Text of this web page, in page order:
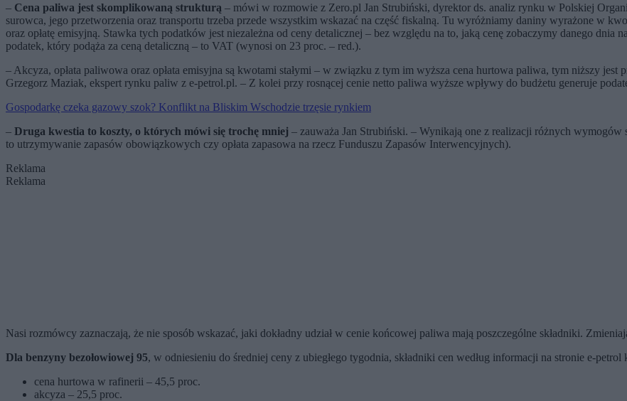
– Cena paliwa jest skomplikowaną strukturą – mówi w rozmowie z Zero.pl Jan Strubiński, dyrektor ds. analiz rynku w Polskiej
surowca, jego przetworzenia oraz transportu trzeba przede wszystkim wskazać na część fiskalną. Tu wyróżniamy daniny wyrażone w
oraz opłatę emisyjną. Stawka tych podatków jest niezależna od ceny detalicznej – bez względu na to, jaką cenę zobaczymy danego dnia
podatek, który podąża za ceną detaliczną – to VAT (wynosi on 23 proc. – red.).
– Akcyza, opłata paliwowa oraz opłata emisyjna są kwotami stałymi – w związku z tym im wyższa cena hurtowa paliwa, tym niższy jest
Grzegorz Maziak, ekspert rynku paliw z e-petrol.pl. – Z kolei przy rosnącej cenie netto paliwa wyższe wpływy do budżetu generuje
Gospodarkę czeka gazowy szok? Konflikt na Bliskim Wschodzie trzęsie rynkiem
– Druga kwestia to koszty, o których mówi się trochę mniej – zauważa Jan Strubiński. – Wynikają one z realizacji różnych
to utrzymywanie zapasów obowiązkowych czy opłata zapasowa na rzecz Funduszu Zapasów Interwencyjnych).
Reklama
Reklama
Nasi rozmówcy zaznaczają, że nie sposób wskazać, jaki dokładny udział w cenie końcowej paliwa mają poszczególne składniki.
Dla benzyny bezołowiowej 95, w odniesieniu do średniej ceny z ubiegłego tygodnia, składniki cen według informacji na stronie e-petrol
cena hurtowa w rafinerii – 45,5 proc.
akcyza – 25,5 proc.